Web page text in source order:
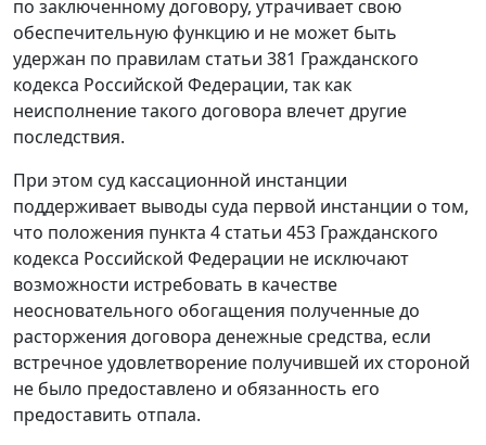
по заключенному договору, утрачивает свою
обеспечительную функцию и не может быть
удержан по правилам статьи 381 Гражданского
кодекса Российской Федерации, так как
неисполнение такого договора влечет другие
последствия.
При этом суд кассационной инстанции
поддерживает выводы суда первой инстанции о том,
что положения пункта 4 статьи 453 Гражданского
кодекса Российской Федерации не исключают
возможности истребовать в качестве
неосновательного обогащения полученные до
расторжения договора денежные средства, если
встречное удовлетворение получившей их стороной
не было предоставлено и обязанность его
предоставить отпала.